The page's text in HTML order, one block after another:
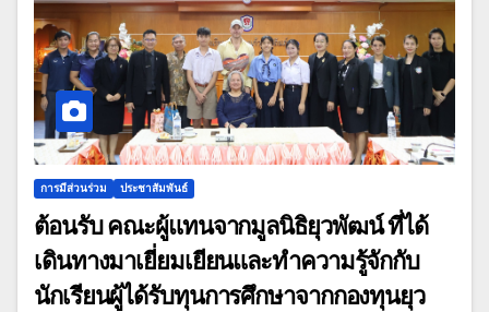
การมีส่วนร่วม ประชาสัมพันธ์
ต้อนรับ คณะผู้แทนจากมูลนิธิยุวพัฒน์ ที่ได้
เดินทางมาเยี่ยมเยียนและทำความรู้จักกับ
นักเรียนผู้ได้รับทุนการศึกษาจากกองทุนยุว